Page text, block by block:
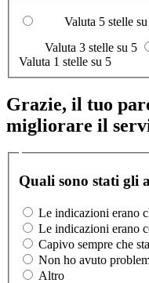
Valuta 5 stelle
Valuta 3 stelle su 5
Valuta 1 stelle su 5
Grazie, il tuo
migliorare il
Quali sono stati gli
Le indicazioni erano
Le indicazioni erano
Capivo sempre che
Non ho avuto
Altro